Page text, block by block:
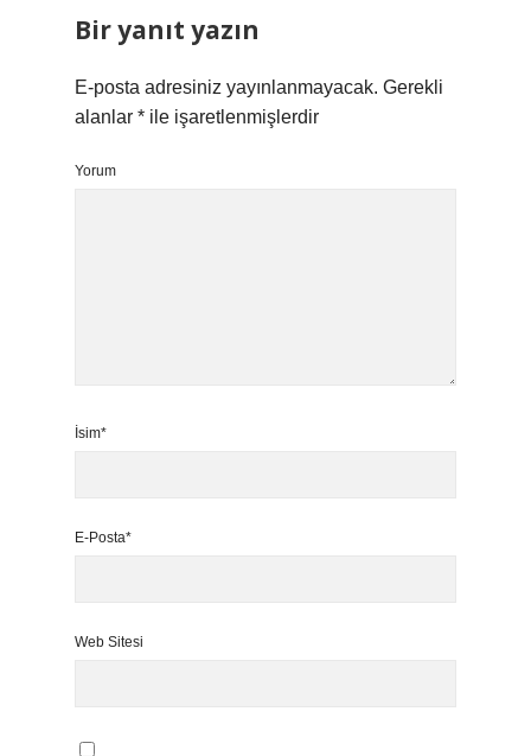
Bir yanıt yazın
E-posta adresiniz yayınlanmayacak. Gerekli
alanlar * ile işaretlenmişlerdir
Yorum
İsim*
E-Posta*
Web Sitesi